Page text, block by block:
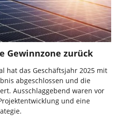
Gewinnzone zurück
hat das Geschäftsjahr 2025 mit
abgeschlossen und die
Ausschlaggebend waren vor
und eine